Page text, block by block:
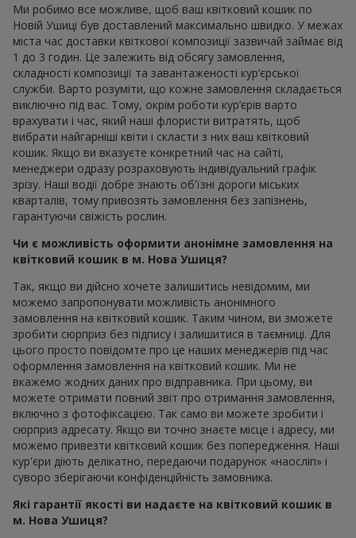
Ми робимо все можливе, щоб ваш квітковий кошик по
Новій Ушиці був доставлений максимально швидко. У межах
міста час доставки квіткової композиції зазвичай займає від
1 до 3 годин. Це залежить від обсягу замовлення,
складності композиції та завантаженості кур’єрської
служби. Варто розуміти, що кожне замовлення складається
виключно під вас. Тому, окрім роботи кур’єрів варто
врахувати і час, який наші флористи витратять, щоб
вибрати найгарніші квіти і скласти з них ваш квітковий
кошик. Якщо ви вказуєте конкретний час на сайті,
менеджери одразу розраховують індивідуальний графік
зрізу. Наші водії добре знають об'їзні дороги міських
кварталів, тому привозять замовлення без запізнень,
гарантуючи свіжість рослин.
Чи є можливість оформити анонімне замовлення на
квітковий кошик в м. Нова Ушиця?
Так, якщо ви дійсно хочете залишитись невідомим, ми
можемо запропонувати можливість анонімного
замовлення на квітковий кошик. Таким чином, ви зможете
зробити сюрприз без підпису і залишитися в таємниці. Для
цього просто повідомте про це наших менеджерів під час
оформлення замовлення на квітковий кошик. Ми не
вкажемо жодних даних про відправника. При цьому, ви
можете отримати повний звіт про отримання замовлення,
включно з фотофіксацією. Так само ви можете зробити і
сюрприз адресату. Якщо ви точно знаєте місце і адресу, ми
можемо привезти квітковий кошик без попередження. Наші
кур'єри діють делікатно, передаючи подарунок «наосліп» і
суворо зберігаючи конфіденційність замовника.
Які гарантії якості ви надаєте на квітковий кошик в
м. Нова Ушиця?